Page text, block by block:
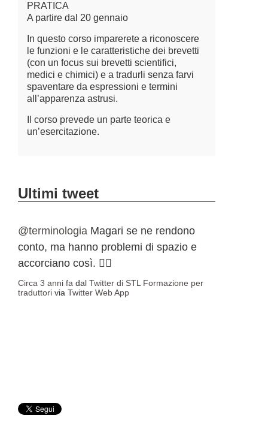
PRATICA
A partire dal 20 gennaio
In questo corso imparerete a riconoscere
le funzioni e le caratteristiche dei brevetti
(con un focus sui brevetti scientifici,
medici e chimici) e a tradurli senza farvi
spaventare da espressioni e termini
all’apparenza astrusi.
Il corso prevede un parte teorica e
un’esercitazione.
Ultimi tweet
@terminologia Magari se ne rendono
conto, ma hanno problemi di spazio e
accorciano così. 🤷‍♀️
Circa 3 anni fa dal Twitter di STL Formazione per
traduttori via Twitter Web App